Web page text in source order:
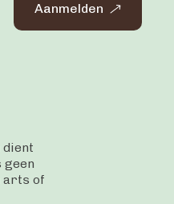
Aanmelden
geen
arts of